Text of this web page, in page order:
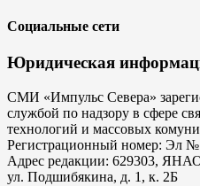
Социальные сети
Юридическая
СМИ «Импульс Севера»
службой по надзору в сфере
технологий и массовых
Регистрационный номер: Эл №
Адрес редакции: 629303,
ул. Подшибякина, д. 1, к. 2Б